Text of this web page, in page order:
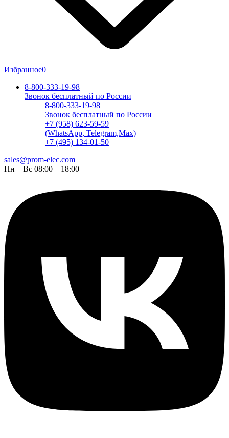
Избранное0
8-800-333-19-98
Звонок бесплатный по России
8-800-333-19-98
Звонок бесплатный по России
+7 (958) 623-59-59
(WhatsApp, Telegram,Max)
+7 (495) 134-01-50
sales@prom-elec.com
Пн—Вс 08:00 – 18:00